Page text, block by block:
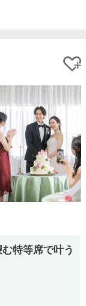
特等席で叶う